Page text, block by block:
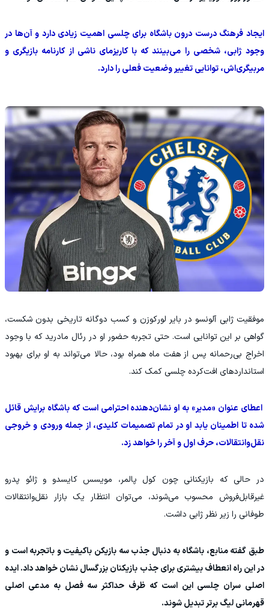
ایجاد فرهنگ درست درون باشگاه برای چلسی اهمیت زیادی دارد و آن‌ها در
وجود ژابی، شخصی را می‌بینند که با کاریزمای ناشی از کارنامه بازیگری و
مربیگری‌اش، توانایی تغییر وضعیت فعلی را دارد.
موفقیت ژابی آلونسو در بایر لورکوزن و کسب دوگانه تاریخی بدون شکست،
گواهی بر این توانایی است. حتی تجربه حضور او در رئال مادرید که با وجود
اخراج بی‌رحمانه پس از هفت ماه همراه بود، حالا می‌تواند به او برای بهبود
استانداردهای افت‌کرده چلسی کمک کند.
اعطای عنوان «مدیر» به او نشان‌دهنده احترامی است که باشگاه برایش قائل
شده تا اطمینان یابد او در تمام تصمیمات کلیدی، از جمله ورودی و خروجی
نقل‌وانتقالات، حرف اول و آخر را خواهد زد.
در حالی که بازیکنانی چون کول پالمر، مویسس کایسدو و ژائو پدرو
غیرقابل‌فروش محسوب می‌شوند، می‌توان انتظار یک بازار نقل‌وانتقالات
طوفانی را زیر نظر ژابی داشت.
طبق گفته منابع، باشگاه به دنبال جذب سه بازیکن باکیفیت و با‌تجربه است و
در این راه انعطاف بیشتری برای جذب بازیکنان بزرگسال نشان خواهد داد. ایده
اصلی سران چلسی این است که ظرف حداکثر سه فصل به مدعی اصلی
قهرمانی لیگ برتر تبدیل شوند.